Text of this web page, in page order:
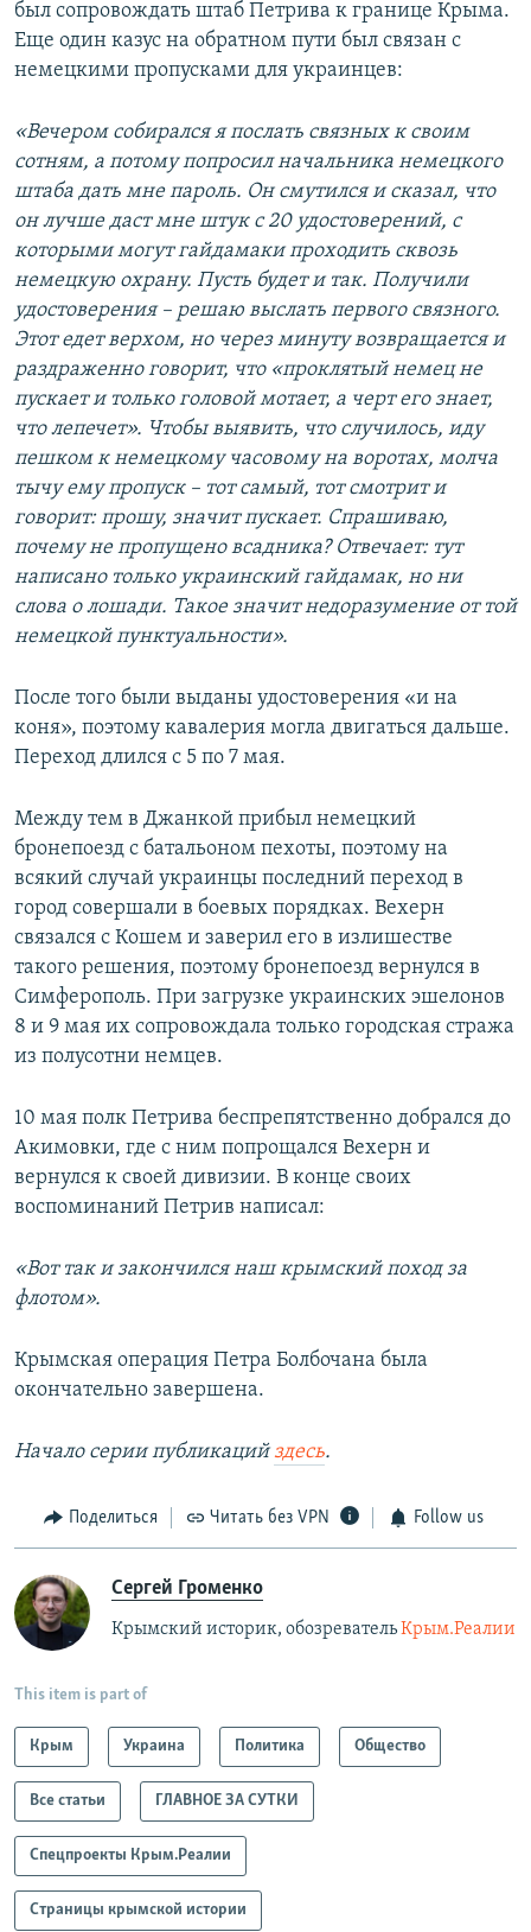
был сопровождать штаб Петрива к границе Крыма.
Еще один казус на обратном пути был связан с
немецкими пропусками для украинцев:
«Вечером собирался я послать связных к своим
сотням, а потому попросил начальника немецкого
штаба дать мне пароль. Он смутился и сказал, что
он лучше даст мне штук с 20 удостоверений, с
которыми могут гайдамаки проходить сквозь
немецкую охрану. Пусть будет и так. Получили
удостоверения – решаю выслать первого связного.
Этот едет верхом, но через минуту возвращается и
раздраженно говорит, что «проклятый немец не
пускает и только головой мотает, а черт его знает,
что лепечет». Чтобы выявить, что случилось, иду
пешком к немецкому часовому на воротах, молча
тычу ему пропуск – тот самый, тот смотрит и
говорит: прошу, значит пускает. Спрашиваю,
почему не пропущено всадника? Отвечает: тут
написано только украинский гайдамак, но ни
слова о лошади. Такое значит недоразумение от той
немецкой пунктуальности».
После того были выданы удостоверения «и на
коня», поэтому кавалерия могла двигаться дальше.
Переход длился с 5 по 7 мая.
Между тем в Джанкой прибыл немецкий
бронепоезд с батальоном пехоты, поэтому на
всякий случай украинцы последний переход в
город совершали в боевых порядках. Вехерн
связался с Кошем и заверил его в излишестве
такого решения, поэтому бронепоезд вернулся в
Симферополь. При загрузке украинских эшелонов
8 и 9 мая их сопровождала только городская стража
из полусотни немцев.
10 мая полк Петрива беспрепятственно добрался до
Акимовки, где с ним попрощался Вехерн и
вернулся к своей дивизии. В конце своих
воспоминаний Петрив написал:
«Вот так и закончился наш крымский поход за
флотом».
Крымская операция Петра Болбочана была
окончательно завершена.
Начало серии публикацийздесь.
Поделиться Читать без VPN Follow us
Сергей Громенко
Крымский историк, обозревательКрым.Реалии
This item is part of
Крым Украина Политика Общество
Все статьи ГЛАВНОЕ ЗА СУТКИ
Спецпроекты Крым.Реалии
Страницы крымской истории